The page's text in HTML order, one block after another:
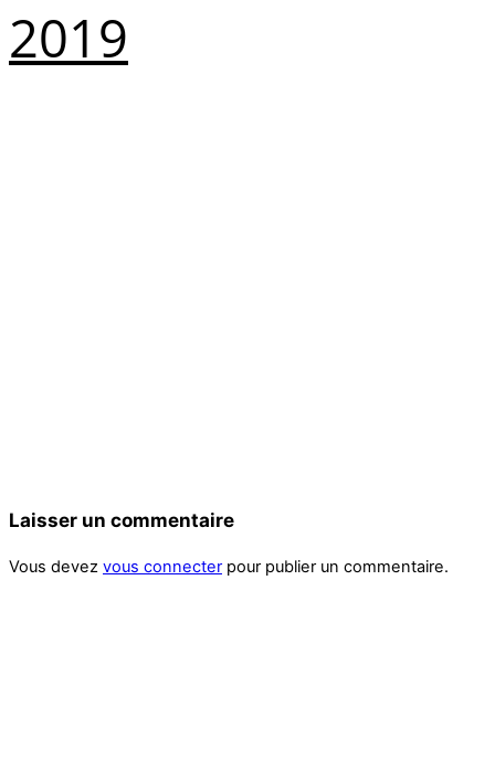
2019
Laisser un commentaire
Vous devez vous connecter pour publier un commentaire.